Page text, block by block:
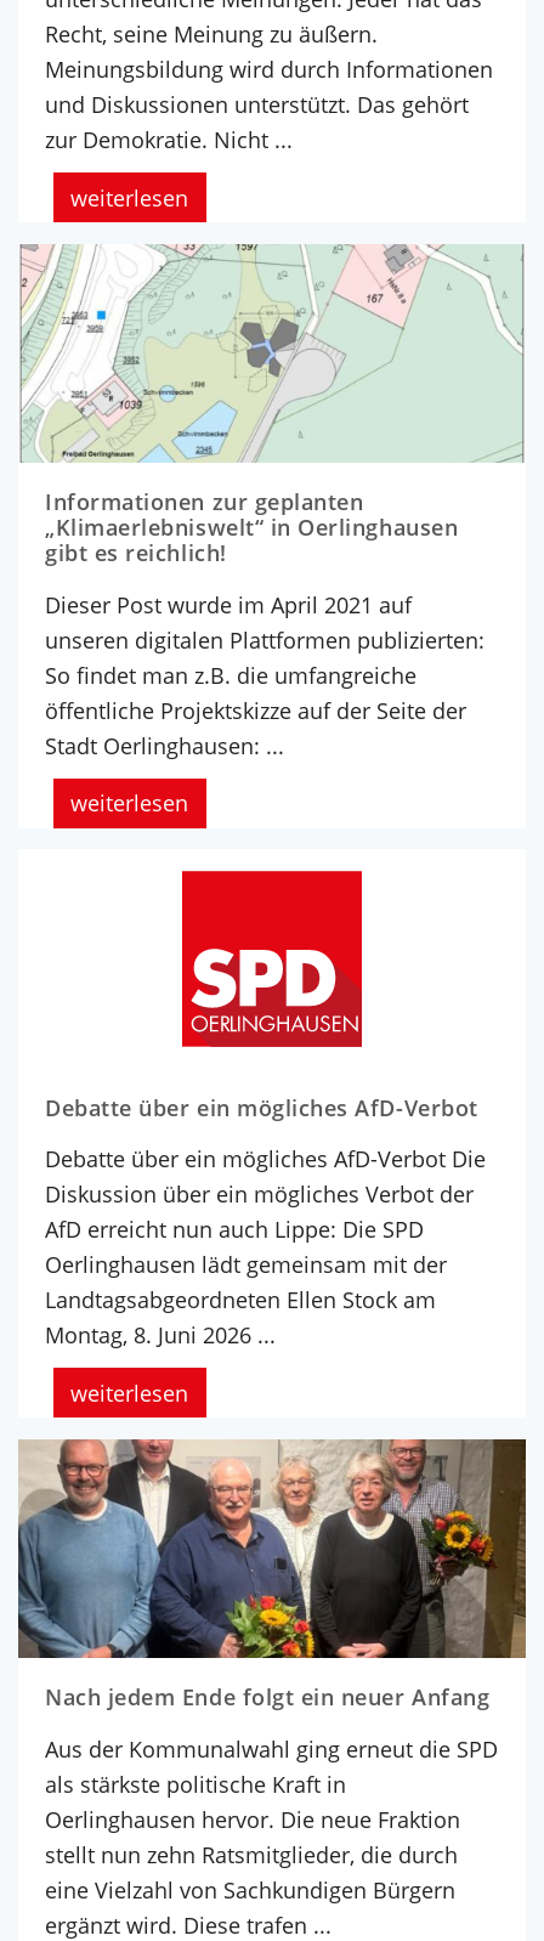
Recht, seine Meinung zu äußern.
Meinungsbildung wird durch Informationen
und Diskussionen unterstützt. Das gehört
zur Demokratie. Nicht ...
weiterlesen
Informationen zur geplanten
„Klimaerlebniswelt“ in Oerlinghausen
gibt es reichlich!
Dieser Post wurde im April 2021 auf
unseren digitalen Plattformen publizierten:
So findet man z.B. die umfangreiche
öffentliche Projektskizze auf der Seite der
Stadt Oerlinghausen: ...
weiterlesen
Debatte über ein mögliches AfD-Verbot
Debatte über ein mögliches AfD-Verbot Die
Diskussion über ein mögliches Verbot der
AfD erreicht nun auch Lippe: Die SPD
Oerlinghausen lädt gemeinsam mit der
Landtagsabgeordneten Ellen Stock am
Montag, 8. Juni 2026 ...
weiterlesen
Nach jedem Ende folgt ein neuer Anfang
Aus der Kommunalwahl ging erneut die SPD
als stärkste politische Kraft in
Oerlinghausen hervor. Die neue Fraktion
stellt nun zehn Ratsmitglieder, die durch
eine Vielzahl von Sachkundigen Bürgern
ergänzt wird. Diese trafen ...